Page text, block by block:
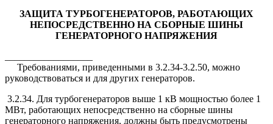
ЗАЩИТА ТУРБОГЕНЕРАТОРОВ, РАБОТАЮЩИХ
НЕПОСРЕДСТВЕННО НА СБОРНЫЕ ШИНЫ
ГЕНЕРАТОРНОГО НАПРЯЖЕНИЯ
Требованиями, приведенными в 3.2.34-3.2.50, можно
руководствоваться и для других генераторов.
3.2.34. Для турбогенераторов выше 1 кВ мощностью более 1
МВт, работающих непосредственно на сборные шины
генераторного напряжения, должны быть предусмотрены